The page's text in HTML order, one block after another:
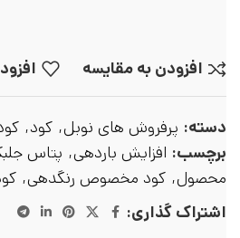
افزودن به مقایسه
دسته: پرفروش های نوبل, کود,
برچسب: افزایش باردهی, پتاس
محصول, کود مخصوص رنگدهی,
اشتراک گذاری: